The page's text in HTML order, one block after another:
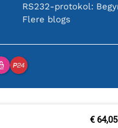
€ 64,05
RS232-protokol:
Flere blogs